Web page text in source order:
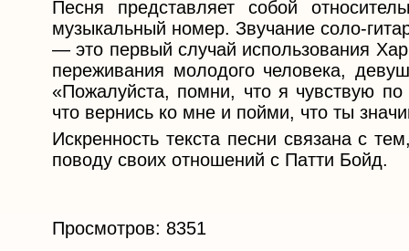
Песня представляет собой
музыкальный номер. Звучание соло-
— это первый случай использования
переживания молодого человека,
«Пожалуйста, помни, что я чувствую
что вернись ко мне и пойми, что ты
Искренность текста песни связана с
поводу своих отношений с Патти Бойд.
Просмотров: 8351